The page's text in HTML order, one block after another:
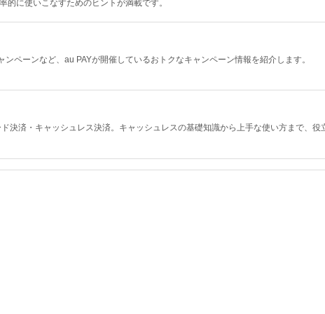
的に使いこなすためのヒントが満載です。
ペーンなど、au PAYが開催しているおトクなキャンペーン情報を紹介します。
決済・キャッシュレス決済。キャッシュレスの基礎知識から上手な使い方まで、役